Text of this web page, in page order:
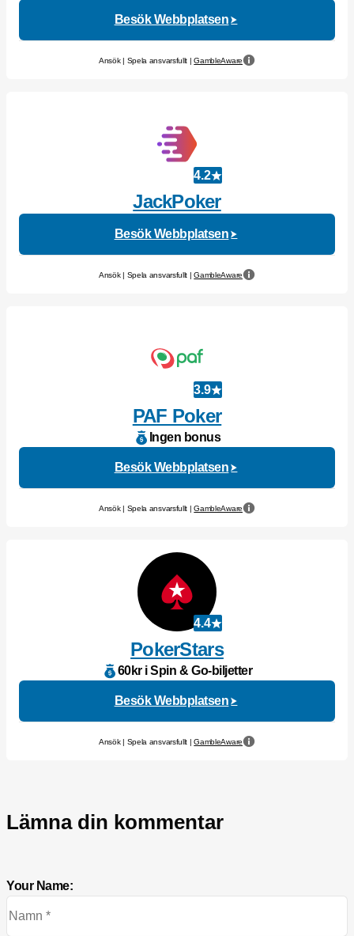
Besök Webbplatsen
Ansök | Spela ansvarsfullt |GambleAware
4.2
JackPoker
Besök Webbplatsen
Ansök | Spela ansvarsfullt |GambleAware
3.9
PAF Poker
Ingen bonus
Besök Webbplatsen
Ansök | Spela ansvarsfullt |GambleAware
4.4
PokerStars
60kr i Spin & Go-biljetter
Besök Webbplatsen
Ansök | Spela ansvarsfullt |GambleAware
Lämna din kommentar
Your Name: